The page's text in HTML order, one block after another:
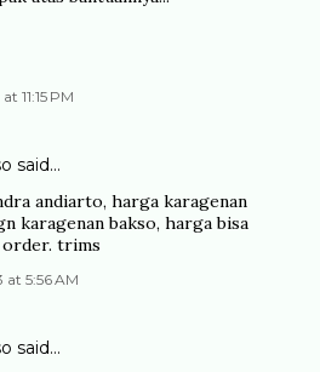
11:15 PM
said…
andiarto, harga karagenan
karagenan bakso, harga bisa
trims
at 5:56 AM
said…